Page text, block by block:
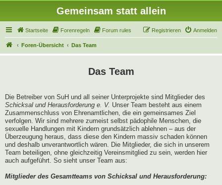
Gemeinsam statt allein
Startseite Forenregeln Forum rules Anmelden
Registrieren
Foren-Übersicht Das Team
Das Team
Die Betreiber von SuH und all seiner Unterprojekte sind Mitglieder des
Schicksal und Herausforderung e. V. Unser Team besteht aus einem
Zusammenschluss von Ehrenamtlichen, die ein gemeinsames Ziel
verfolgen. Wir sind mehrere zumeist selbst pädophile Menschen, die
sexuelle Handlungen mit Kindern grundsätzlich ablehnen – aus der
Überzeugung heraus, dass diese den Kindern massiv schaden können
und deshalb unverantwortlich wären. Die Mitglieder, die sich in unserem
Team beteiligen, ohne gleichzeitig Vereinsmitglied zu sein, werden hier
auch aufgeführt. So sieht unser Team aus:
Mitglieder des Gesamtteams von Schicksal und Herausforderung: